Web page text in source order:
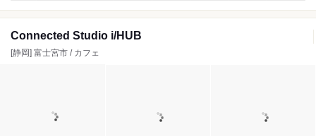
Connected Studio i/HUB
[静岡] 富士宮市 / カフェ